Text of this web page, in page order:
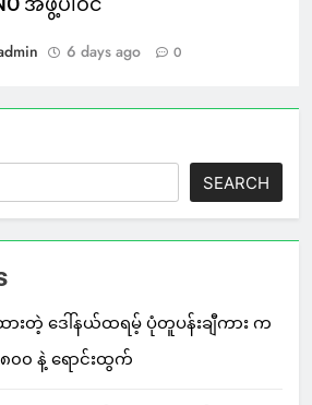
အဖွဲ့ပါဝင်
6 days ago 0
SEARCH
ဆွဲထားတဲ့ ဒေါ်နယ်ထရမ့် ပုံတူပန်းချီကား က
၈၀၀ နဲ့ ရောင်းထွက်